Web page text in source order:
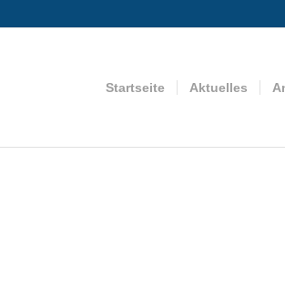
Startseite Aktuelles